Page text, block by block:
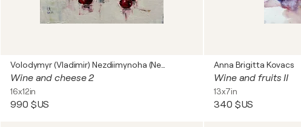
Wine and cheese 2
16x12in
990 $US
Anna Brigitta Kovacs
Wine and fruits II
13x7in
340 $US